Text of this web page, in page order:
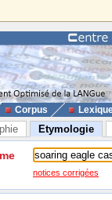
Corpus
Etymologie
notices corrigées